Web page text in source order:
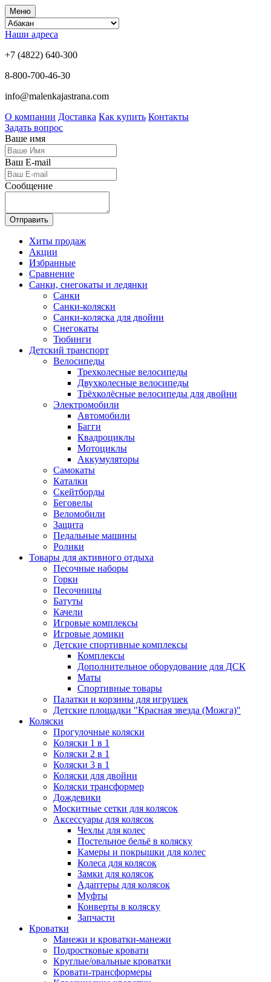
Меню
Наши адреса
+7 (4822) 640-300
8-800-700-46-30
info@malenkajastrana.com
О компании Доставка Как купить Контакты
Задать вопрос
Ваше имя
Ваш E-mail
Сообщение
Отправить
Хиты продаж
Акции
Избранные
Сравнение
Санки, снегокаты и ледянки
Санки
Санки-коляски
Санки-коляска для двойни
Снегокаты
Тюбинги
Детский транспорт
Велосипеды
Трехколесные велосипеды
Двухколесные велосипеды
Трёхколёсные велосипеды для двойни
Электромобили
Автомобили
Багги
Квадроциклы
Мотоциклы
Аккумуляторы
Самокаты
Каталки
Скейтборды
Беговелы
Веломобили
Защита
Педальные машины
Ролики
Товары для активного отдыха
Песочные наборы
Горки
Песочницы
Батуты
Качели
Игровые комплексы
Игровые домики
Детские спортивные комплексы
Комплексы
Дополнительное оборудование для ДСК
Маты
Спортивные товары
Палатки и корзины для игрушек
Детские площадки "Красная звезда (Можга)"
Коляски
Прогулочные коляски
Коляски 1 в 1
Коляски 2 в 1
Коляски 3 в 1
Коляски для двойни
Коляски трансформер
Дождевики
Москитные сетки для колясок
Аксессуары для колясок
Чехлы для колес
Постельное бельё в коляску
Камеры и покрышки для колес
Колеса для колясок
Замки для колясок
Адаптеры для колясок
Муфты
Конверты в коляску
Запчасти
Кроватки
Манежи и кроватки-манежи
Подростковые кровати
Круглые/овальные кроватки
Кровати-трансформеры